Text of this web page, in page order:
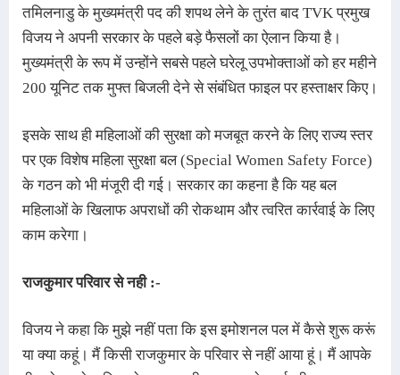
तमिलनाडु के मुख्यमंत्री पद की शपथ लेने के तुरंत बाद TVK प्रमुख
विजय ने अपनी सरकार के पहले बड़े फैसलों का ऐलान किया है।
मुख्यमंत्री के रूप में उन्होंने सबसे पहले घरेलू उपभोक्ताओं को हर महीने
200 यूनिट तक मुफ्त बिजली देने से संबंधित फाइल पर हस्ताक्षर किए।
इसके साथ ही महिलाओं की सुरक्षा को मजबूत करने के लिए राज्य स्तर
पर एक विशेष महिला सुरक्षा बल (Special Women Safety Force)
के गठन को भी मंजूरी दी गई। सरकार का कहना है कि यह बल
महिलाओं के खिलाफ अपराधों की रोकथाम और त्वरित कार्रवाई के लिए
काम करेगा।
राजकुमार परिवार से नही :-
विजय ने कहा कि मुझे नहीं पता कि इस इमोशनल पल में कैसे शुरू करूं
या क्या कहूं। मैं किसी राजकुमार के परिवार से नहीं आया हूं। मैं आपके